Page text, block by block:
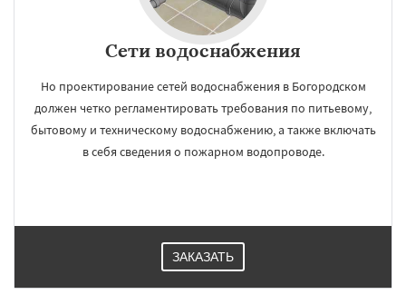
Сети водоснабжения
Но проектирование сетей водоснабжения в Богородском
должен четко регламентировать требования по питьевому,
бытовому и техническому водоснабжению, а также включать
в себя сведения о пожарном водопроводе.
ЗАКАЗАТЬ